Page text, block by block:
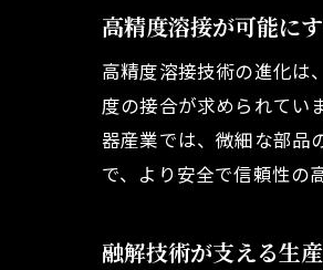
高精度溶接が可能に
高精度溶接技術の進化は
度の接合が求められてい
器産業では、微細な部品
で、より安全で信頼性の
融解技術が支える生